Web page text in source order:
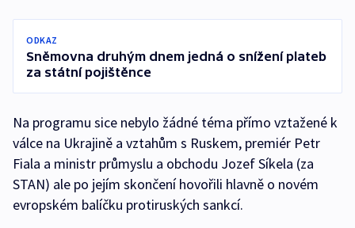
ODKAZ
Sněmovna druhým dnem jedná o snížení plateb
za státní pojištěnce
Na programu sice nebylo žádné téma přímo vztažené k
válce na Ukrajině a vztahům s Ruskem, premiér Petr
Fiala a ministr průmyslu a obchodu Jozef Síkela (za
STAN) ale po jejím skončení hovořili hlavně o novém
evropském balíčku protiruských sankcí.